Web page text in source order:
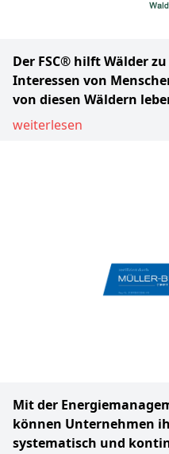
Der FSC® hilft Wälder
Interessen von
von diesen Wäldern
weiterlesen
Mit der
können Unternehmen
systematisch und